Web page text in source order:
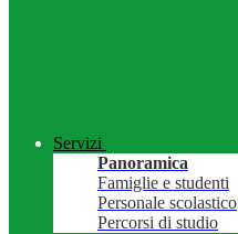
Servizi
Panoramica
Famiglie e studenti
Personale scolastico
Percorsi di studio